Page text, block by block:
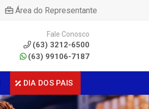
Área do Representante
Fale Conosco
(63) 3212-6500
(63) 99106-7187
DIA DOS PAIS